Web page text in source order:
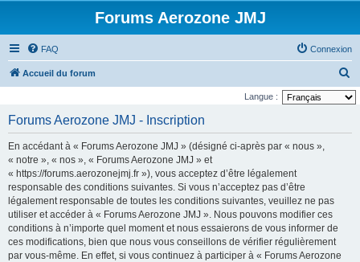
Forums Aerozone JMJ
FAQ Connexion
Accueil du forum
e
Langue :
Forums Aerozone JMJ - Inscription
En accédant à « Forums Aerozone JMJ » (désigné ci-après par « nous »,
« notre », « nos », « Forums Aerozone JMJ » et
« https://forums.aerozonejmj.fr »), vous acceptez d’être légalement
responsable des conditions suivantes. Si vous n’acceptez pas d’être
légalement responsable de toutes les conditions suivantes, veuillez ne pas
utiliser et accéder à « Forums Aerozone JMJ ». Nous pouvons modifier ces
conditions à n’importe quel moment et nous essaierons de vous informer de
ces modifications, bien que nous vous conseillons de vérifier régulièrement
par vous-même. En effet, si vous continuez à participer à « Forums Aerozone